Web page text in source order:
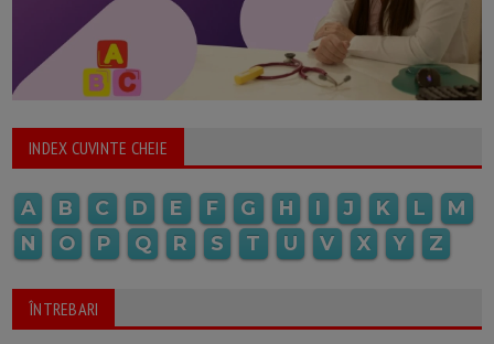
INDEX CUVINTE CHEIE
A B C D E F G H I J K L
M
N
O P Q R S T U V X Y Z
ÎNTREBARI